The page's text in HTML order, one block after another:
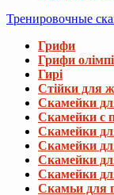
Тренировочные
Грифи
Грифи
Гирі
Стійки для
Скамейки
Скамейки с
Скамейки
Скамейки
Скамейки
Скамейки
Скамьи для